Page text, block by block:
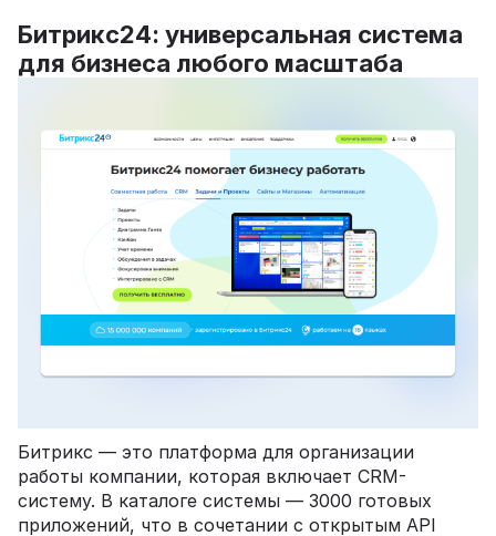
Битрикс24: универсальная система
для бизнеса любого масштаба
Битрикс — это платформа для организации
работы компании, которая включает CRM-
систему. В каталоге системы — 3000 готовых
приложений, что в сочетании с открытым API